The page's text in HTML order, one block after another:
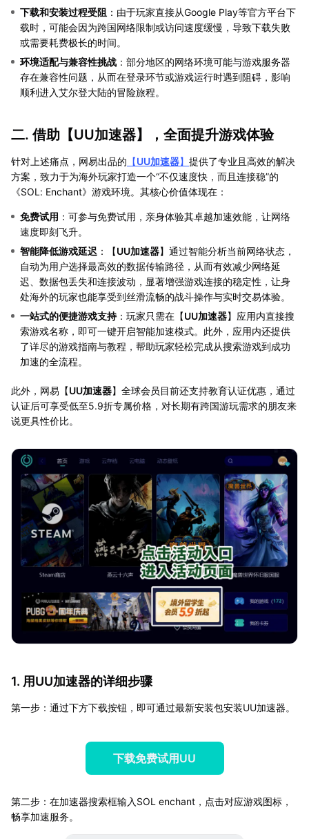
下载和安装过程受阻 ：由于玩家直接从Google Play等官方平台下
载时，可能会因为跨国网络限制或访问速度缓慢，导致下载失败
或需要耗费极长的时间。
环境适配与兼容性挑战 ：部分地区的网络环境可能与游戏服务器
存在兼容性问题，从而在登录环节或游戏运行时遇到阻碍，影响
顺利进入艾尔登大陆的冒险旅程。
二. 借助【UU加速器】，全面提升游戏体验
针对上述痛点，网易出品的 【UU加速器】 提供了专业且高效的解决
方案，致力于为海外玩家打造一个“不仅速度快，而且连接稳”的
《SOL: Enchant》游戏环境。其核心价值体现在：
免费试用 ：可参与免费试用，亲身体验其卓越加速效能，让网络
速度即刻飞升。
智能降低游戏延迟 ：【UU加速器】通过智能分析当前网络状态，
自动为用户选择最高效的数据传输路径，从而有效减少网络延
迟、数据包丢失和连接波动，显著增强游戏连接的稳定性，让身
处海外的玩家也能享受到丝滑流畅的战斗操作与实时交易体验。
一站式的便捷游戏支持：玩家只需在【UU加速器】应用内直接搜
索游戏名称，即可一键开启智能加速模式。此外，应用内还提供
了详尽的游戏指南与教程，帮助玩家轻松完成从搜索游戏到成功
加速的全流程。
此外，网易【UU加速器】全球会员目前还支持教育认证优惠，通过
认证后可享受低至5.9折专属价格，对长期有跨国游玩需求的朋友来
说更具性价比。
1. 用UU加速器的详细步骤
第一步：通过下方下载按钮，即可通过最新安装包安装UU加速器。
下载免费试用UU
第二步：在加速器搜索框输入SOL enchant，点击对应游戏图标，
畅享加速服务。